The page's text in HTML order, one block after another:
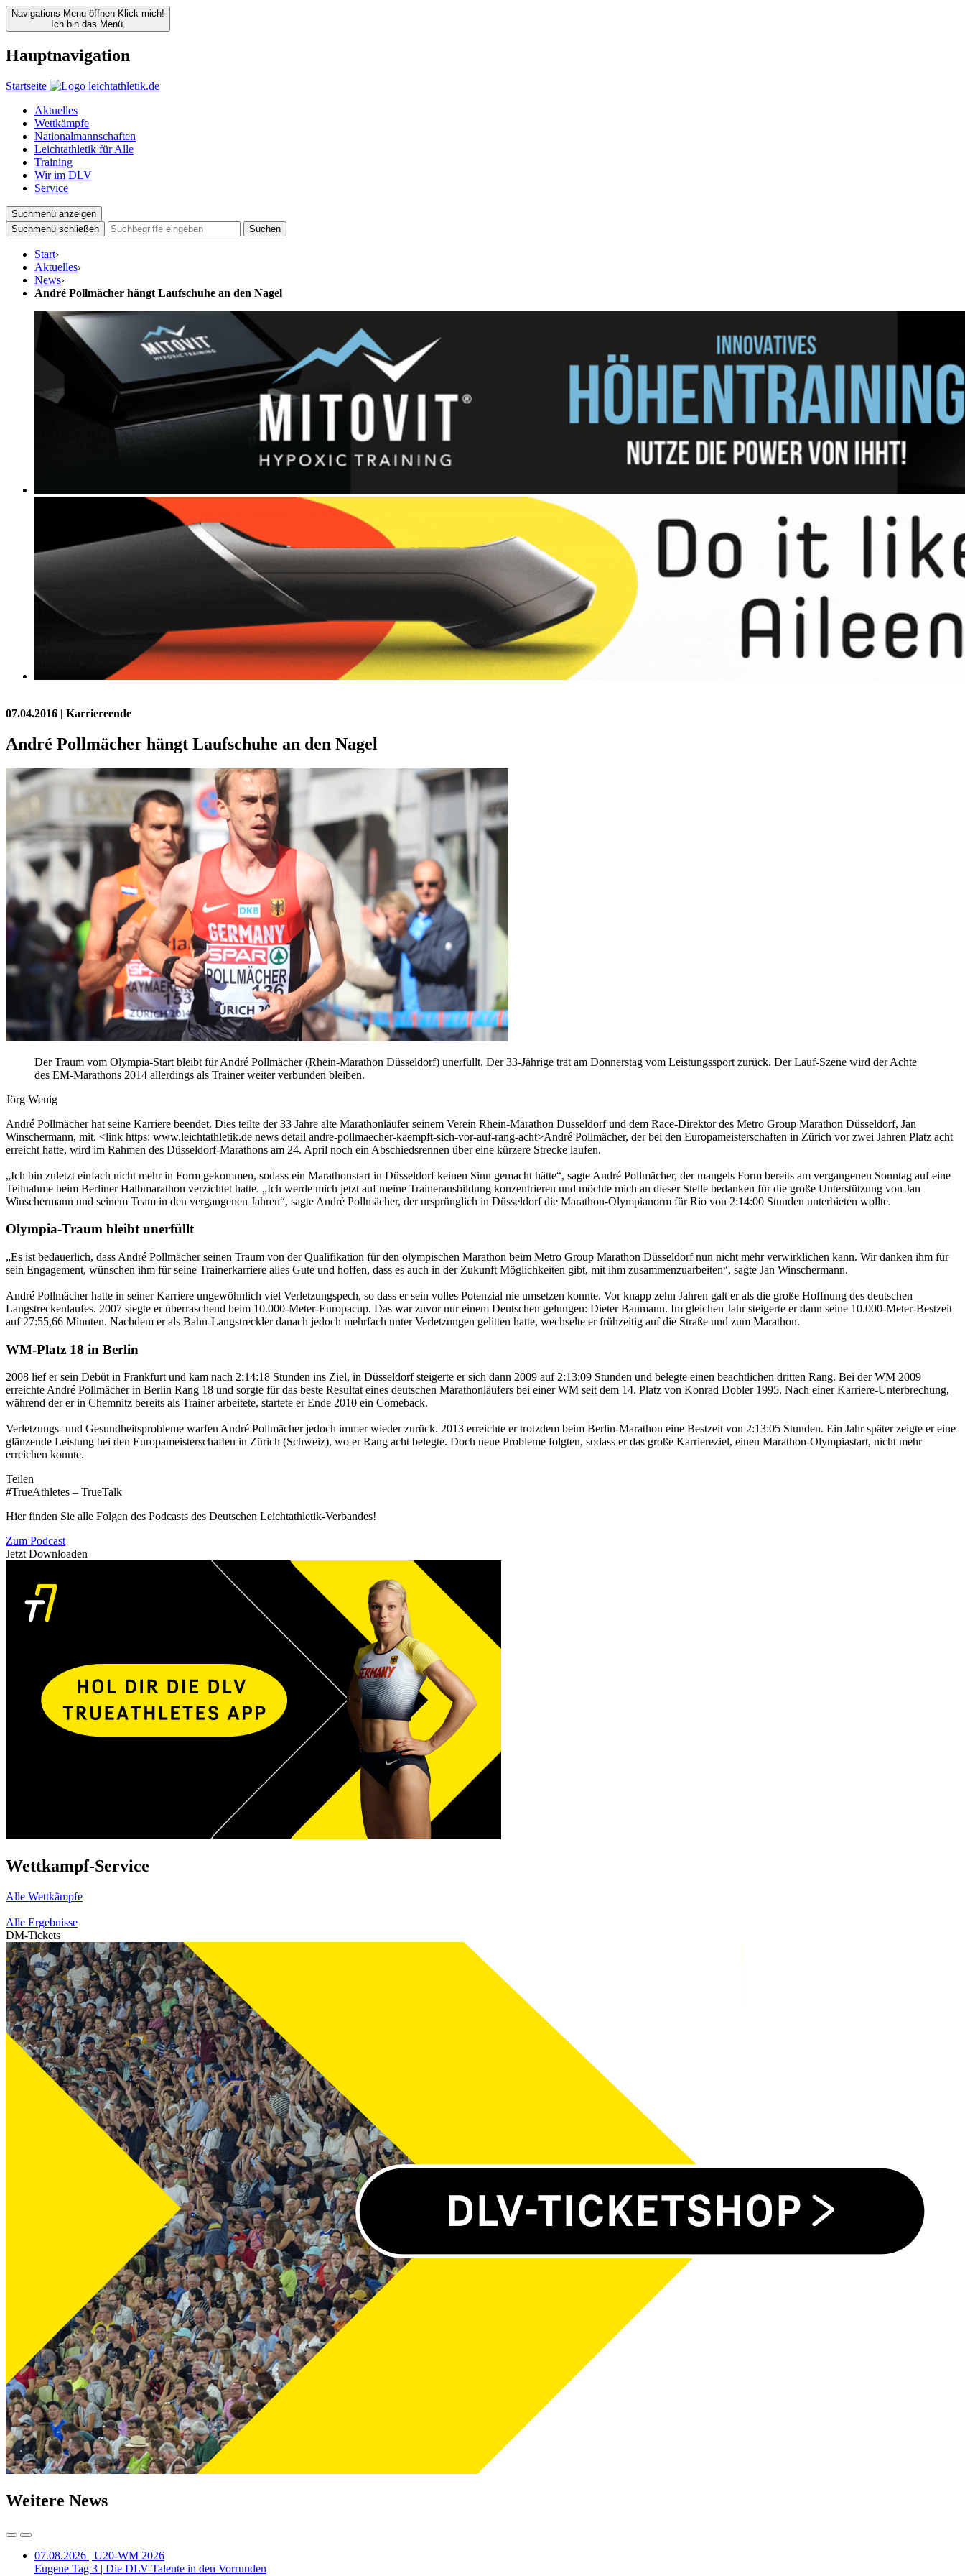
Navigations Menu öffnen Klick mich!
Ich bin das Menü.
Hauptnavigation
Startseite
Aktuelles
Wettkämpfe
Nationalmannschaften
Leichtathletik für Alle
Training
Wir im DLV
Service
Suchmenü anzeigen
Suchmenü schließen
Suchen
Start›
Aktuelles›
News›
André Pollmächer hängt Laufschuhe an den Nagel
07.04.2016 | Karriereende
André Pollmächer hängt Laufschuhe an den Nagel
Der Traum vom Olympia-Start bleibt für André Pollmächer (Rhein-Marathon Düsseldorf) unerfüllt. Der 33-Jährige trat am Donnerstag vom Leistungssport zurück. Der Lauf-Szene wird der Achte
des EM-Marathons 2014 allerdings als Trainer weiter verbunden bleiben.
Jörg Wenig
André Pollmächer hat seine Karriere beendet. Dies teilte der 33 Jahre alte Marathonläufer seinem Verein Rhein-Marathon Düsseldorf und dem Race-Direktor des Metro Group Marathon Düsseldorf, Jan
Winschermann, mit. <link https: www.leichtathletik.de news detail andre-pollmaecher-kaempft-sich-vor-auf-rang-acht>André Pollmächer, der bei den Europameisterschaften in Zürich vor zwei Jahren Platz acht
erreicht hatte, wird im Rahmen des Düsseldorf-Marathons am 24. April noch ein Abschiedsrennen über eine kürzere Strecke laufen.
„Ich bin zuletzt einfach nicht mehr in Form gekommen, sodass ein Marathonstart in Düsseldorf keinen Sinn gemacht hätte“, sagte André Pollmächer, der mangels Form bereits am vergangenen Sonntag auf eine
Teilnahme beim Berliner Halbmarathon verzichtet hatte. „Ich werde mich jetzt auf meine Trainerausbildung konzentrieren und möchte mich an dieser Stelle bedanken für die große Unterstützung von Jan
Winschermann und seinem Team in den vergangenen Jahren“, sagte André Pollmächer, der ursprünglich in Düsseldorf die Marathon-Olympianorm für Rio von 2:14:00 Stunden unterbieten wollte.
Olympia-Traum bleibt unerfüllt
„Es ist bedauerlich, dass André Pollmächer seinen Traum von der Qualifikation für den olympischen Marathon beim Metro Group Marathon Düsseldorf nun nicht mehr verwirklichen kann. Wir danken ihm für
sein Engagement, wünschen ihm für seine Trainerkarriere alles Gute und hoffen, dass es auch in der Zukunft Möglichkeiten gibt, mit ihm zusammenzuarbeiten“, sagte Jan Winschermann.
André Pollmächer hatte in seiner Karriere ungewöhnlich viel Verletzungspech, so dass er sein volles Potenzial nie umsetzen konnte. Vor knapp zehn Jahren galt er als die große Hoffnung des deutschen
Langstreckenlaufes. 2007 siegte er überraschend beim 10.000-Meter-Europacup. Das war zuvor nur einem Deutschen gelungen: Dieter Baumann. Im gleichen Jahr steigerte er dann seine 10.000-Meter-Bestzeit
auf 27:55,66 Minuten. Nachdem er als Bahn-Langstreckler danach jedoch mehrfach unter Verletzungen gelitten hatte, wechselte er frühzeitig auf die Straße und zum Marathon.
WM-Platz 18 in Berlin
2008 lief er sein Debüt in Frankfurt und kam nach 2:14:18 Stunden ins Ziel, in Düsseldorf steigerte er sich dann 2009 auf 2:13:09 Stunden und belegte einen beachtlichen dritten Rang. Bei der WM 2009
erreichte André Pollmächer in Berlin Rang 18 und sorgte für das beste Resultat eines deutschen Marathonläufers bei einer WM seit dem 14. Platz von Konrad Dobler 1995. Nach einer Karriere-Unterbrechung,
während der er in Chemnitz bereits als Trainer arbeitete, startete er Ende 2010 ein Comeback.
Verletzungs- und Gesundheitsprobleme warfen André Pollmächer jedoch immer wieder zurück. 2013 erreichte er trotzdem beim Berlin-Marathon eine Bestzeit von 2:13:05 Stunden. Ein Jahr später zeigte er eine
glänzende Leistung bei den Europameisterschaften in Zürich (Schweiz), wo er Rang acht belegte. Doch neue Probleme folgten, sodass er das große Karriereziel, einen Marathon-Olympiastart, nicht mehr
erreichen konnte.
Teilen
#TrueAthletes – TrueTalk
Hier finden Sie alle Folgen des Podcasts des Deutschen Leichtathletik-Verbandes!
Zum Podcast
Jetzt Downloaden
Wettkampf-Service
Alle Wettkämpfe
Alle Ergebnisse
DM-Tickets
Weitere News
07.08.2026 | U20-WM 2026
Eugene Tag 3 | Die DLV-Talente in den Vorrunden